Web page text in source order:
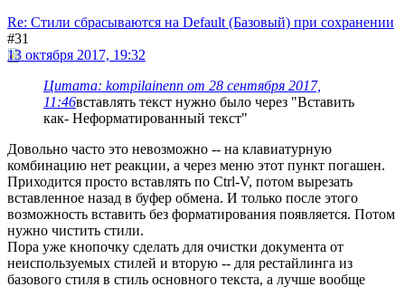
Re: Стили сбрасываются на Default (Базовый) при сохранении
#31
13 октября 2017, 19:32
Цитата: kompilainenn от 28 сентября 2017,
11:46вставлять текст нужно было через "Вставить
как- Неформатированный текст"
Довольно часто это невозможно -- на клавиатурную
комбинацию нет реакции, а через меню этот пункт погашен.
Приходится просто вставлять по Ctrl-V, потом вырезать
вставленное назад в буфер обмена. И только после этого
возможность вставить без форматирования появляется. Потом
нужно чистить стили.
Пора уже кнопочку сделать для очистки документа от
неиспользуемых стилей и вторую -- для рестайлинга из
базового стиля в стиль основного текста, а лучше вообще